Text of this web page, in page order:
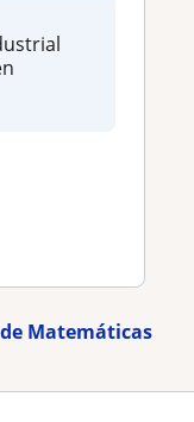
Matemáticas